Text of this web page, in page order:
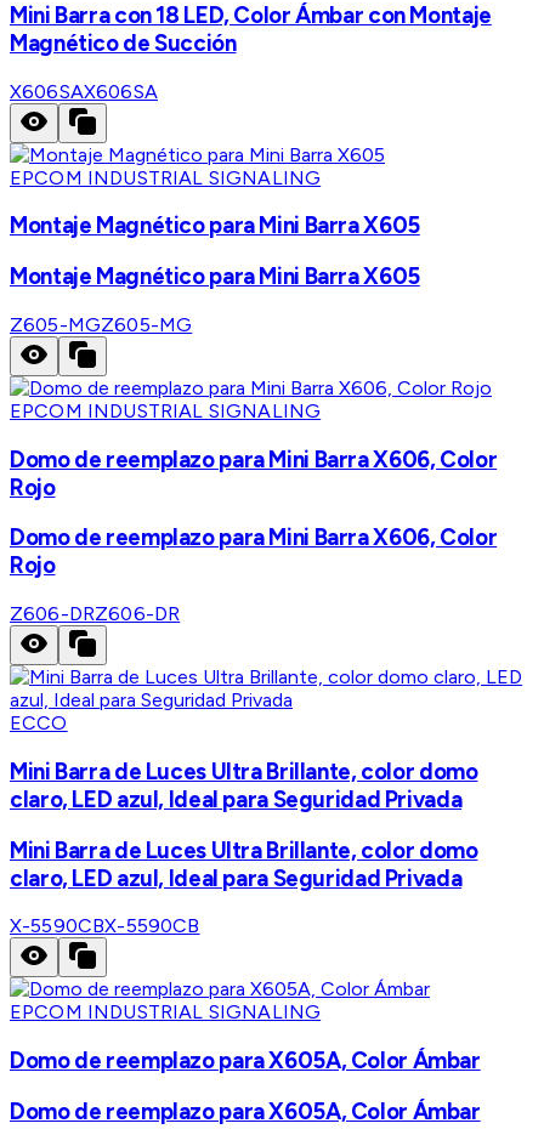
Mini Barra con 18 LED, Color Ámbar con Montaje
Magnético de Succión
X606SAX606SA
EPCOM INDUSTRIAL SIGNALING
Montaje Magnético para Mini Barra X605
Montaje Magnético para Mini Barra X605
Z605-MGZ605-MG
EPCOM INDUSTRIAL SIGNALING
Domo de reemplazo para Mini Barra X606, Color
Rojo
Domo de reemplazo para Mini Barra X606, Color
Rojo
Z606-DRZ606-DR
ECCO
Mini Barra de Luces Ultra Brillante, color domo
claro, LED azul, Ideal para Seguridad Privada
Mini Barra de Luces Ultra Brillante, color domo
claro, LED azul, Ideal para Seguridad Privada
X-5590CBX-5590CB
EPCOM INDUSTRIAL SIGNALING
Domo de reemplazo para X605A, Color Ámbar
Domo de reemplazo para X605A, Color Ámbar